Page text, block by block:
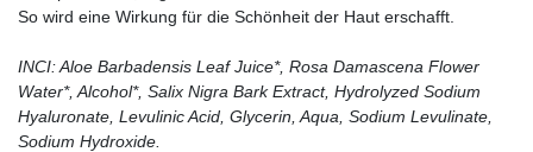
So wird eine Wirkung für die Schönheit der Haut erschafft.
INCI: Aloe Barbadensis Leaf Juice*, Rosa Damascena Flower
Water*, Alcohol*, Salix Nigra Bark Extract, Hydrolyzed Sodium
Hyaluronate, Levulinic Acid, Glycerin, Aqua, Sodium Levulinate,
Sodium Hydroxide. ​